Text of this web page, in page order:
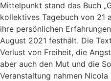
Mittelpunkt stand das Buch
kollektives Tagebuch von 21
ihre persönlichen
August 2021 festhält. Die
Verlust von Freiheit, die
aber auch den Mut und die
Veranstaltung nahmen